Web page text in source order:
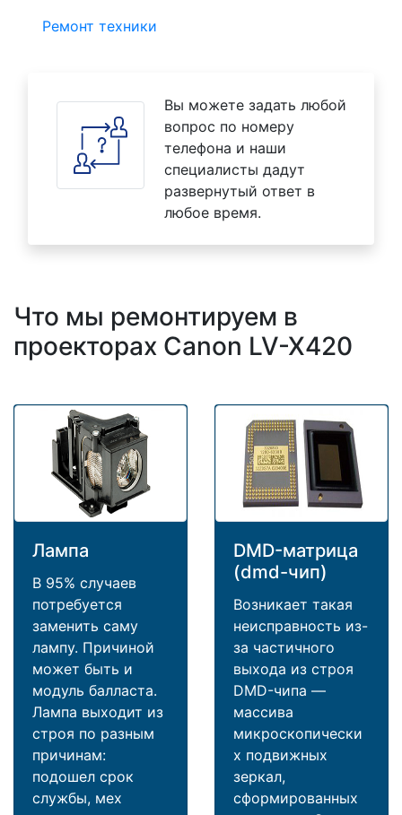
Ремонт техники
Вы можете задать любой
вопрос по номеру
телефона и наши
специалисты дадут
развернутый ответ в
любое время.
Что мы ремонтируем в
проекторах Canon LV-X420
Лампа
В 95% случаев
потребуется
заменить саму
лампу. Причиной
может быть и
модуль балласта.
Лампа выходит из
строя по разным
причинам:
подошел срок
службы, мех
DMD-матрица
(dmd-чип)
Возникает такая
неисправность из-
за частичного
выхода из строя
DMD-чипа —
массива
микроскопически
х подвижных
зеркал,
сформированных